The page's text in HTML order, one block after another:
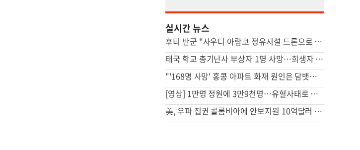
실시간 뉴스
후티 반군 "사우디 아람코 정유시설 드론으로 타격"(종합)
태국 학교 총기난사 부상자 1명 사망…희생자 8명으로 늘어
"'168명 사망' 홍콩 아파트 화재 원인은 담뱃불"…조사결과 발표
[영상] 1만명 정원에 3만9천명…유혈사태로 번진 스리랑카 교도소 폭동
美, 우파 집권 콜롬비아에 안보지원 10억달러 제공키로